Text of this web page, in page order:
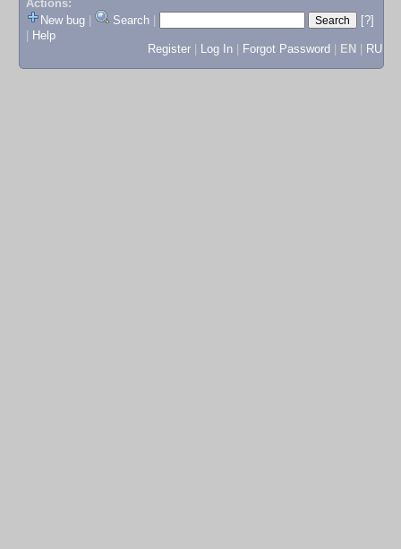
Actions:
New bug
Search
[?]
Help
Register
Log In Forgot Password EN RU